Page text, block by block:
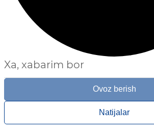
Xa, xabarim bor
Ovoz berish
Natijalar